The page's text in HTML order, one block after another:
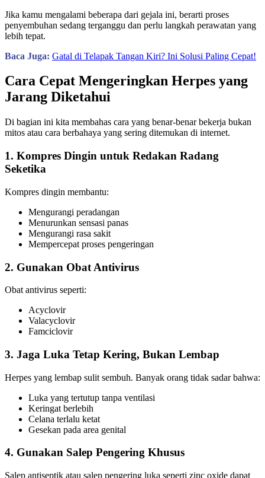
Jika kamu mengalami beberapa dari gejala ini, berarti proses
penyembuhan sedang terganggu dan perlu langkah perawatan yang
lebih tepat.
Baca Juga: Gatal di Telapak Tangan Kiri? Ini Solusi Paling Cepat!
Cara Cepat Mengeringkan Herpes yang
Jarang Diketahui
Di bagian ini kita membahas cara yang benar-benar bekerja bukan
mitos atau cara berbahaya yang sering ditemukan di internet.
1. Kompres Dingin untuk Redakan Radang
Seketika
Kompres dingin membantu:
Mengurangi peradangan
Menurunkan sensasi panas
Mengurangi rasa sakit
Mempercepat proses pengeringan
2. Gunakan Obat Antivirus
Obat antivirus seperti:
Acyclovir
Valacyclovir
Famciclovir
3. Jaga Luka Tetap Kering, Bukan Lembap
Herpes yang lembap sulit sembuh. Banyak orang tidak sadar bahwa:
Luka yang tertutup tanpa ventilasi
Keringat berlebih
Celana terlalu ketat
Gesekan pada area genital
4. Gunakan Salep Pengering Khusus
Salep antiseptik atau salep pengering luka seperti zinc oxide dapat